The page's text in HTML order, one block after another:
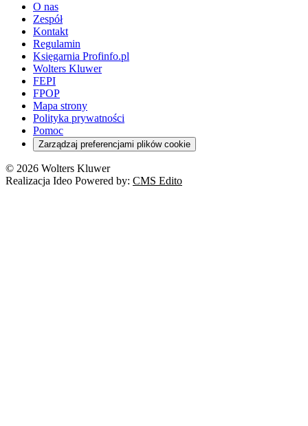
O nas
Zespół
Kontakt
Regulamin
Księgarnia Profinfo.pl
Wolters Kluwer
FEPI
FPOP
Mapa strony
Polityka prywatności
Pomoc
Zarządzaj preferencjami plików cookie
© 2026 Wolters Kluwer
Realizacja Ideo Powered by: CMS Edito